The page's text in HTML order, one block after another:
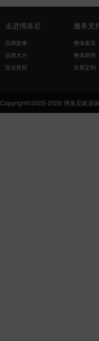
走进博洛尼
品牌故事
品牌大片
营业执照
服务支
整体家装
整体厨房
全屋定制
Copyright©2005-2026 博洛尼家居